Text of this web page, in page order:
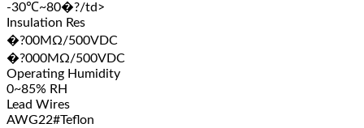
-30℃~80�?/td>
Insulation Res
�?00MΩ/500VDC
�?000MΩ/500VDC
Operating Humidity
0~85% RH
Lead Wires
AWG22#Teflon